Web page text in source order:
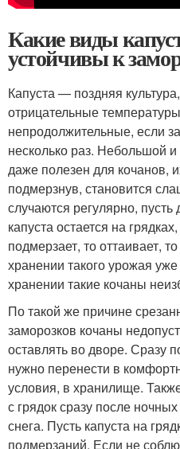
Какие виды
устойчивы к
Капуста — поздняя
отрицательные
непродолжительные, если
несколько раз. Небольшой
даже полезен для кочанов,
подмерзнув, становится
случаются регулярно,
капуста остается на
подмерзает, то оттаивает,
хранении такого урожая
хранении такие кочаны
По такой же причине
заморозков кочаны
оставлять во дворе. Сразу
нужно перенести в
условия, в хранилище.
с грядок сразу после
снега. Пусть капуста на
подмерзаний. Если не